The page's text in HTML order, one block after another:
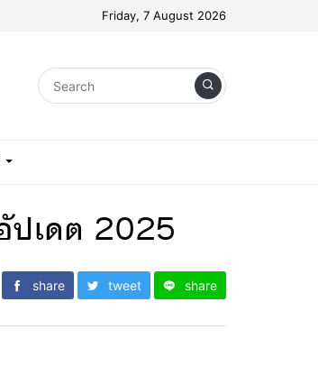
Friday, 7 August 2026
ปเดต 2025
share tweet share